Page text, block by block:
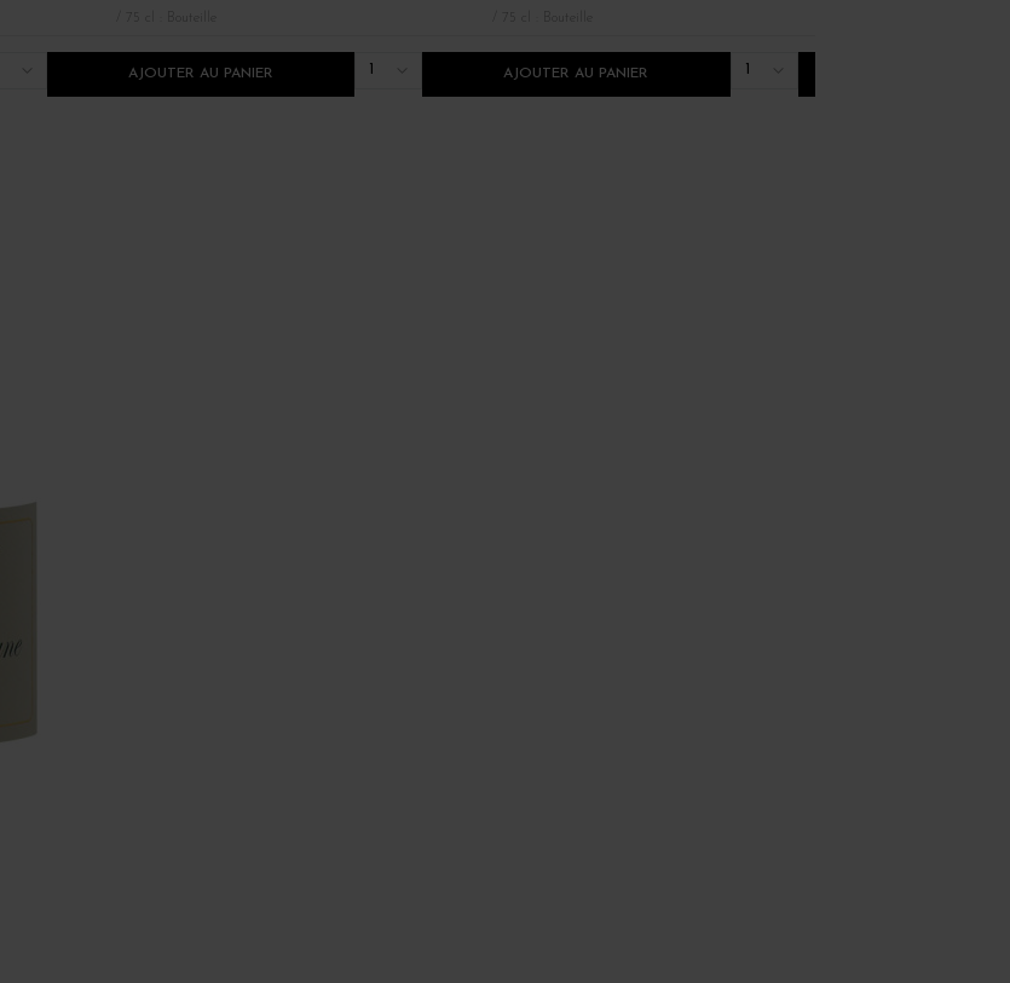
AJOUTER AU PANIER AJOUTER AU PANIER